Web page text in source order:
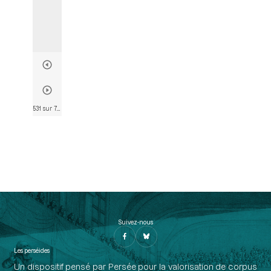
Suivez-nous
Les perséides
Un dispositif pensé par Persée pour la valorisation de corpus